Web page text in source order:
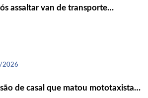
assaltar van de transporte…
2026
de casal que matou mototaxista…